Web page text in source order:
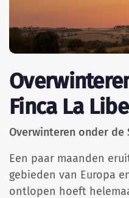
Finca La
Overwinteren onder de
Een paar maanden
gebieden van Europa
ontlopen hoeft